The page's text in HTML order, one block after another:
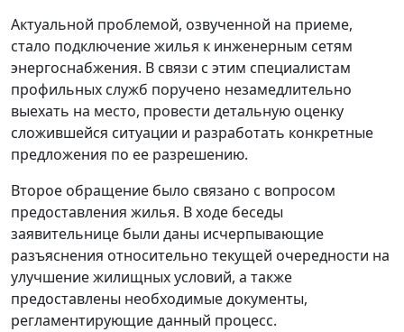
Актуальной проблемой, озвученной на приеме,
стало подключение жилья к инженерным сетям
энергоснабжения. В связи с этим специалистам
профильных служб поручено незамедлительно
выехать на место, провести детальную оценку
сложившейся ситуации и разработать конкретные
предложения по ее разрешению.
Второе обращение было связано с вопросом
предоставления жилья. В ходе беседы
заявительнице были даны исчерпывающие
разъяснения относительно текущей очередности на
улучшение жилищных условий, а также
предоставлены необходимые документы,
регламентирующие данный процесс.